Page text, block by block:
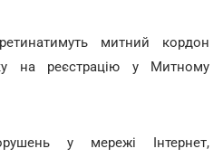
митний кордон
на реєстрацію у Митному
у мережі Інтернет,